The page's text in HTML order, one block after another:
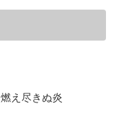
え尽きぬ炎